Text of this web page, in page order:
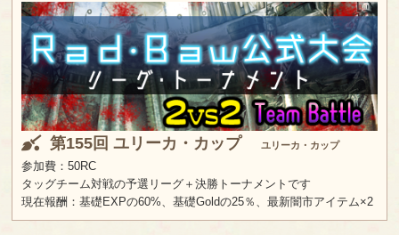
第155回 ユリーカ・カップ ユリーカ・カップ
参加費：50RC
タッグチーム対戦の予選リーグ＋決勝トーナメントです
現在報酬：基礎EXPの60%、基礎Goldの25％、最新闇市アイテム×2